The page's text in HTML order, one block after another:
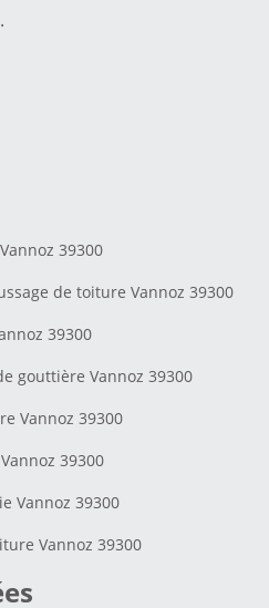
39300
de toiture Vannoz 39300
39300
gouttière Vannoz 39300
Vannoz 39300
39300
Vannoz 39300
Vannoz 39300